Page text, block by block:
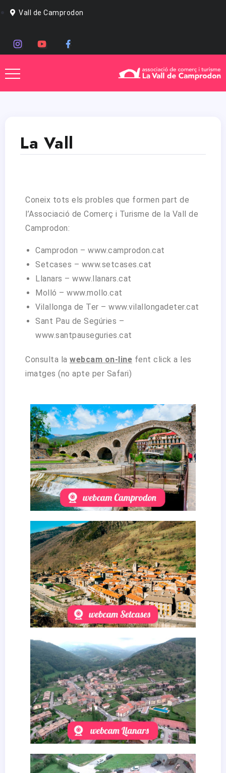
Vall de Camprodon
La Vall
Coneix tots els probles que formen part de
l’Associació de Comerç i Turisme de la Vall de
Camprodon:
Camprodon – www.camprodon.cat
Setcases – www.setcases.cat
Llanars – www.llanars.cat
Molló – www.mollo.cat
Vilallonga de Ter – www.vilallongadeter.cat
Sant Pau de Segúries –
www.santpauseguries.cat
Consulta la webcam on-line fent click a les
imatges (no apte per Safari)